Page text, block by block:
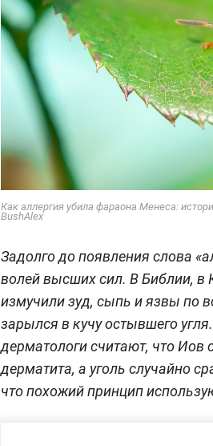
Как аллергия убила фараона Менеса:
BushAlex
Задолго до появления слова
волей высших сил. В Библии, в
измучили зуд, сыпь и язвы по
зарылся в кучу остывшего
дерматологи считают, что Иов
дерматита, а уголь случайно
что похожий принцип